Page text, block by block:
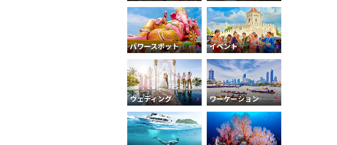
パワースポット イベント
ウェディング ワーケーション